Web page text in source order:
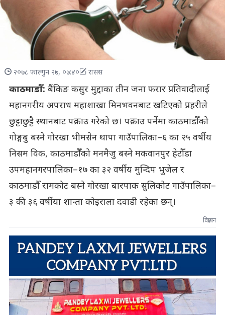
२०७८ फाल्गुन २७, ०७:४० रासस
काठमाडौँ: बैंकिङ कसुर मुद्दाका तीन जना फरार प्रतिवादीलाई
महानगरीय अपराध महाशाखा मिनभवनबाट खटिएको प्रहरीले
छुट्टाछुट्टै स्थानबाट पक्राउ गरेको छ। पक्राउ पर्नेमा काठमाडौँको
गोङ्गबु बस्ने गोरखा भीमसेन थापा गाउँपालिका–६ का २५ वर्षीय
निसम विक, काठमाडौँँको मनमैजु बस्ने मकवानपुर हेटौँडा
उपमहानगरपालिका–१७ का ३२ वर्षीय मुन्दिप भुजेल र
काठमाडौँ रामकोट बस्ने गोरखा बारपाक सुलिकोट गाउँपालिका–
३ की ३६ वर्षीया शान्ता कोइराला दवाडी रहेका छन्।
विज्ञापन